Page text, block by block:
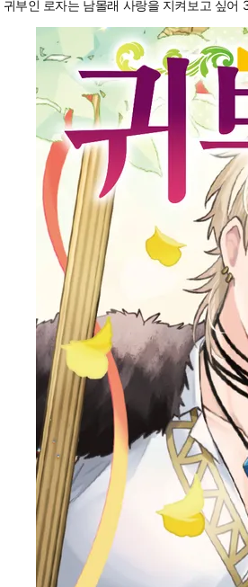
귀부인 로자는 남몰래 사랑을 지켜보고 싶어